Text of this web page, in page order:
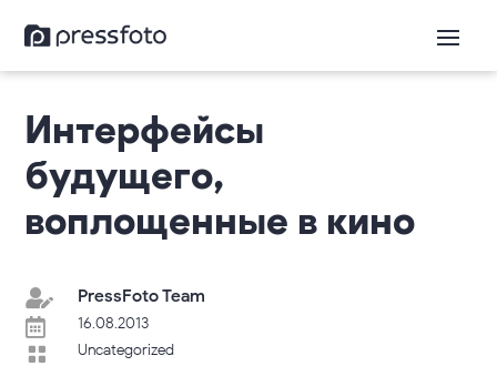
Интерфейсы
будущего,
воплощенные в кино
 PressFoto Team
 16.08.2013
 Uncategorized